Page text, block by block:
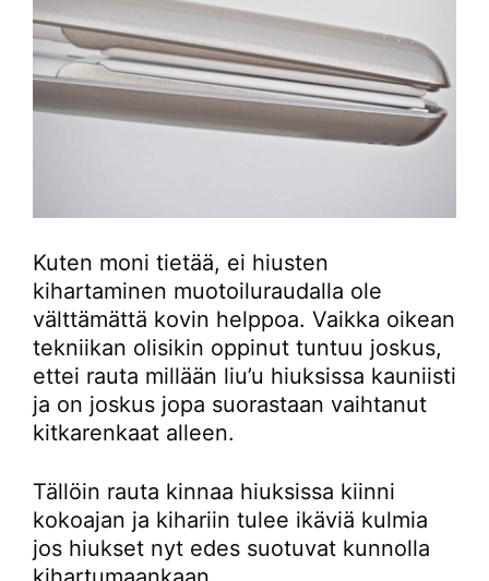
Kuten moni tietää, ei hiusten
kihartaminen muotoiluraudalla ole
välttämättä kovin helppoa. Vaikka oikean
tekniikan olisikin oppinut tuntuu joskus,
ettei rauta millään liu’u hiuksissa kauniisti
ja on joskus jopa suorastaan vaihtanut
kitkarenkaat alleen.
Tällöin rauta kinnaa hiuksissa kiinni
kokoajan ja kihariin tulee ikäviä kulmia
jos hiukset nyt edes suotuvat kunnolla